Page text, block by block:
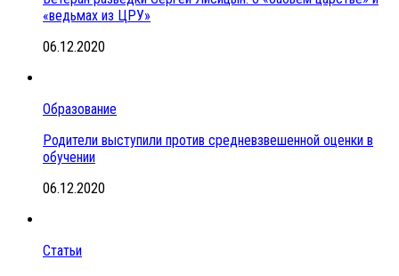
«ведьмах из ЦРУ»
06.12.2020
Образование
Родители выступили против средневзвешенной оценки в
обучении
06.12.2020
Статьи